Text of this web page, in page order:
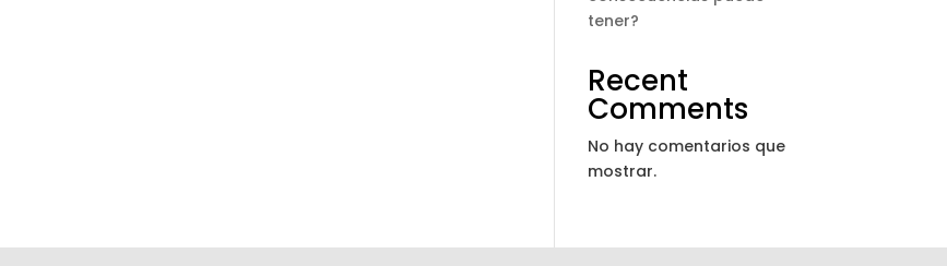
tener?
Recent
Comments
No hay comentarios que
mostrar.